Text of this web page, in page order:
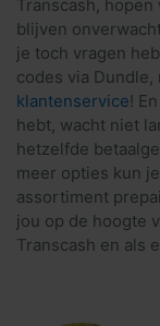
Transcash,
blijven
je toch vragen
codes via
klantenservice!
hebt, wacht niet
hetzelfde
meer opties kun
assortiment
jou op de hoogte
Transcash en als